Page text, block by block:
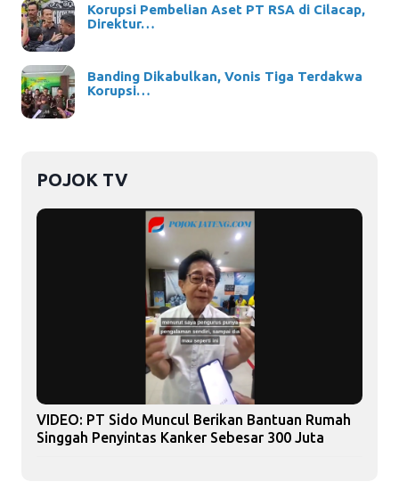
Korupsi Pembelian Aset PT RSA di Cilacap,
Direktur…
Banding Dikabulkan, Vonis Tiga Terdakwa
Korupsi…
POJOK TV
VIDEO: PT Sido Muncul Berikan Bantuan Rumah
Singgah Penyintas Kanker Sebesar 300 Juta